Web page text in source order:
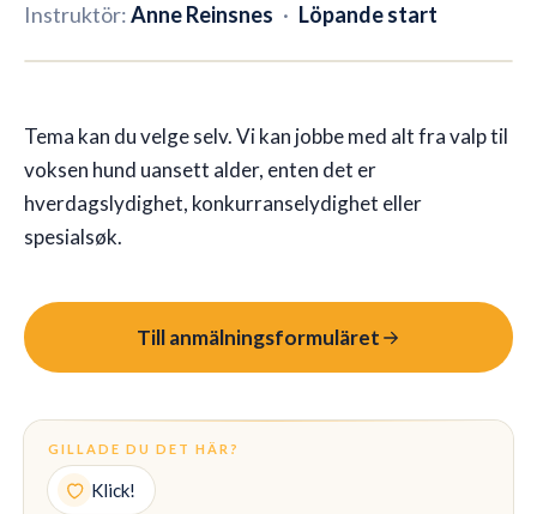
Instruktörer
Blogg
🇸🇪
Instruktör:Anne Reinsnes · Löpande start
Tema kan du velge selv. Vi kan jobbe med alt fra valp til
voksen hund uansett alder, enten det er
hverdagslydighet, konkurranselydighet eller
spesialsøk.
Till anmälningsformuläret
GILLADE DU DET HÄR?
Klick!